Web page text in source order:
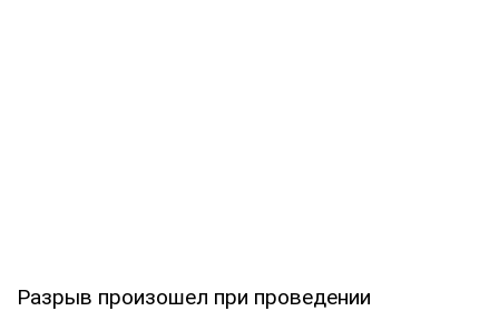
Разрыв произошел при проведении